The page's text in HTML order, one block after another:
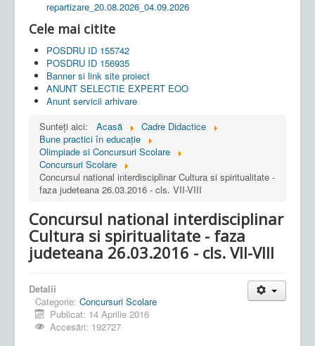
repartizare_20.08.2026_04.09.2026
Cele mai citite
POSDRU ID 155742
POSDRU ID 156935
Banner si link site proiect
ANUNT SELECTIE EXPERT EOO
Anunt servicii arhivare
Sunteți aici:
Acasă
Cadre Didactice
Bune practici în educaţie
Olimpiade si Concursuri Scolare
Concursuri Scolare
Concursul national interdisciplinar Cultura si spiritualitate -
faza judeteana 26.03.2016 - cls. VII-VIII
Concursul national interdisciplinar
Cultura si spiritualitate - faza
judeteana 26.03.2016 - cls. VII-VIII
Detalii
Categorie: Concursuri Scolare
Publicat: 14 Aprilie 2016
Accesări: 192727